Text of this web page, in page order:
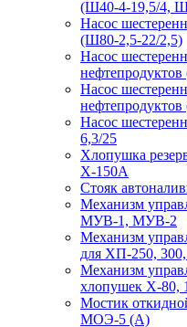
(Ш40-4-19,5/4,
Насос
(Ш80-2,5-22/2,5)
Насос
Насос
Насос
6,3/25
Хлопушка
Х-150А
Стояк
Механизм
МУВ-1, МУВ-2
Механизм
для ХП-250,
Механизм
хлопушек Х-80,
Мостик
МОЭ-5 (А)